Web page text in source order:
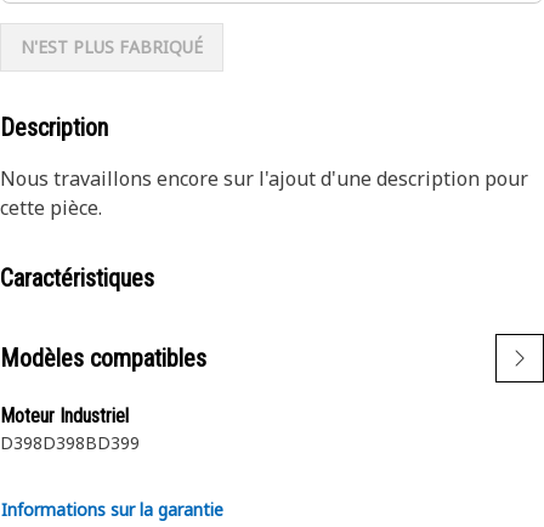
N'EST PLUS FABRIQUÉ
Description
Nous travaillons encore sur l'ajout d'une description pour
cette pièce.
Caractéristiques
Modèles compatibles
Moteur Industriel
D398D398BD399
Informations sur la garantie